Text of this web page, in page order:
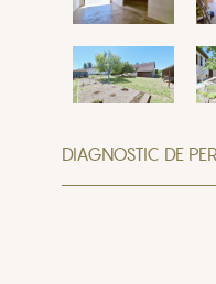
DIAGNOSTIC DE